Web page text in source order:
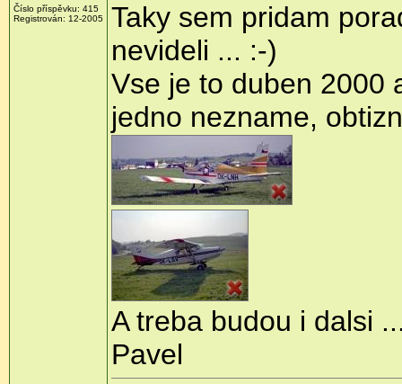
Číslo příspěvku: 415
Registrován: 12-2005
Taky sem pridam
nevideli ... :-)
Vse je to duben 2000
jedno nezname,
A treba budou i dalsi
Pavel